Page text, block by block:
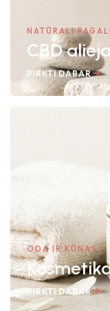
NATŪRALI
CBD
PIRKTI DABAR
ODA IR KŪNAS
PIRKTI DABAR